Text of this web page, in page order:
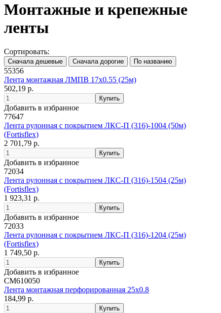
Монтажные и крепежные
ленты
Сортировать:
55356
Лента монтажная ЛМПВ 17х0.55 (25м)
502,19 р.
Добавить в избранное
77647
Лента рулонная с покрытием ЛКС-П (316)-1004 (50м)
(Fortisflex)
2 701,79 р.
Добавить в избранное
72034
Лента рулонная с покрытием ЛКС-П (316)-1504 (25м)
(Fortisflex)
1 923,31 р.
Добавить в избранное
72033
Лента рулонная с покрытием ЛКС-П (316)-1204 (25м)
(Fortisflex)
1 749,50 р.
Добавить в избранное
CM610050
Лента монтажная перфорированная 25х0.8
184,99 р.